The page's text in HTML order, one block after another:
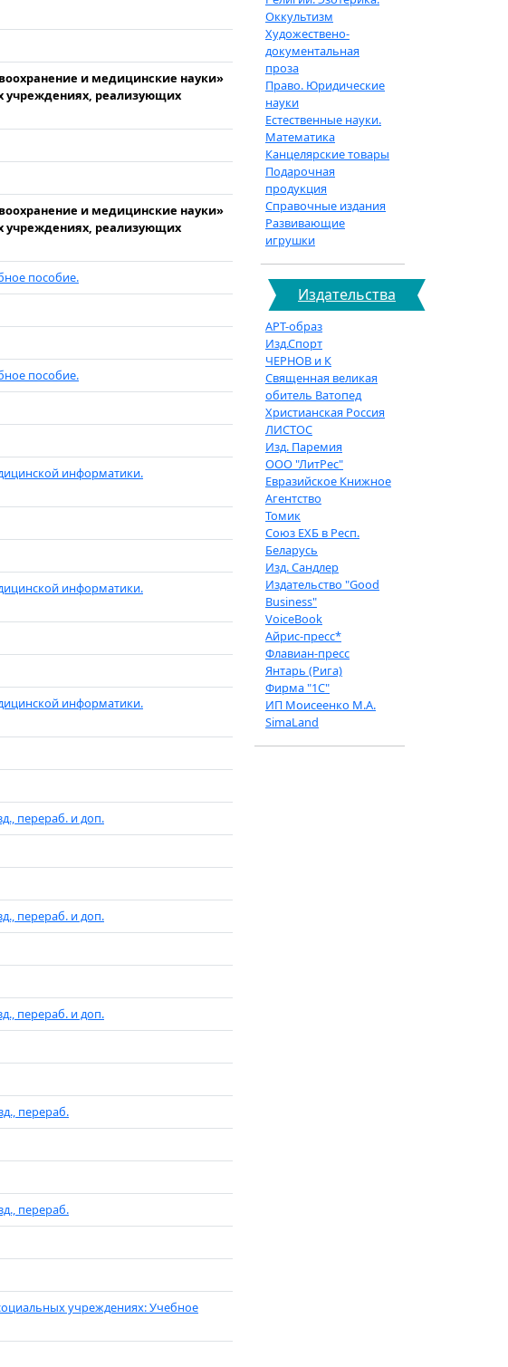
и медицинские науки»
учреждениях, реализующих
и медицинские науки»
учреждениях, реализующих
пособие.
пособие.
информатики.
информатики.
информатики.
перераб. и доп.
перераб. и доп.
перераб. и доп.
перераб.
перераб.
учреждениях: Учебное
Оккультизм
Художествено-
документальная
проза
Право. Юридические
науки
Естественные науки.
Математика
Канцелярские товары
Подарочная
продукция
Справочные издания
Развивающие
игрушки
Издательства
АРТ-образ
Изд.Спорт
ЧЕРНОВ и К
Священная великая
обитель Ватопед
Христианская Россия
ЛИСТОС
Изд. Паремия
ООО "ЛитРес"
Евразийское Книжное
Агентство
Томик
Союз ЕХБ в Респ.
Беларусь
Изд. Сандлер
Издательство "Good
Business"
VoiceBook
Айрис-пресс*
Флавиан-пресс
Янтарь (Рига)
Фирма "1С"
ИП Моисеенко М.А.
SimaLand